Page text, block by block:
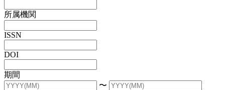
所属機関
ISSN
DOI
期間
〜